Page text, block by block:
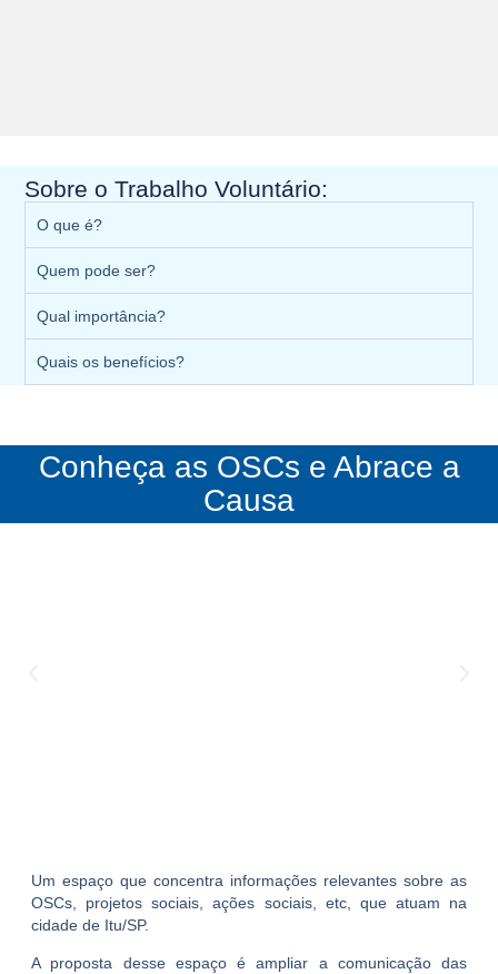
Sobre o Trabalho Voluntário:
O que é?
Quem pode ser?
Qual importância?
Quais os benefícios?
Conheça as OSCs e Abrace a
Causa
Um espaço que concentra informações relevantes sobre as
OSCs, projetos sociais, ações sociais, etc, que atuam na
cidade de Itu/SP.
A proposta desse espaço é ampliar a comunicação das